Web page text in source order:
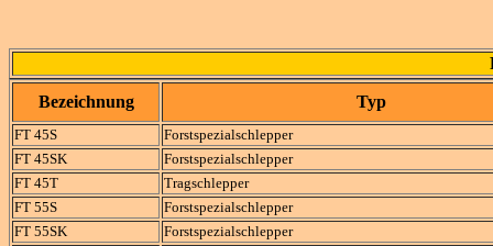
Bezeichnung Typ
FT 45S
Forstspezialschlepper
FT 45SK
Forstspezialschlepper
FT 45T
Tragschlepper
FT 55S
Forstspezialschlepper
FT 55SK
Forstspezialschlepper